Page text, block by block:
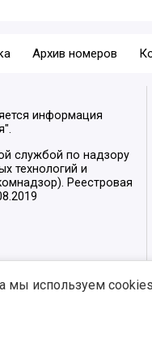
Архив номеров
информация
службой по надзору
технологий и
Реестровая
мы используем